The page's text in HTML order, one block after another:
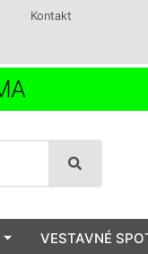
Kontakt
VESTAVNÉ